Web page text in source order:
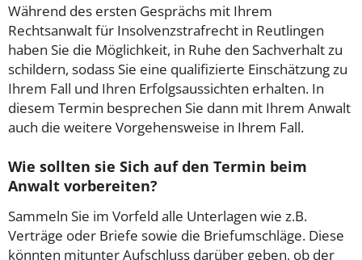
Während des ersten Gesprächs mit Ihrem
Rechtsanwalt für Insolvenzstrafrecht in Reutlingen
haben Sie die Möglichkeit, in Ruhe den Sachverhalt zu
schildern, sodass Sie eine qualifizierte Einschätzung zu
Ihrem Fall und Ihren Erfolgsaussichten erhalten. In
diesem Termin besprechen Sie dann mit Ihrem Anwalt
auch die weitere Vorgehensweise in Ihrem Fall.
Wie sollten sie Sich auf den Termin beim
Anwalt vorbereiten?
Sammeln Sie im Vorfeld alle Unterlagen wie z.B.
Verträge oder Briefe sowie die Briefumschläge. Diese
könnten mitunter Aufschluss darüber geben, ob der